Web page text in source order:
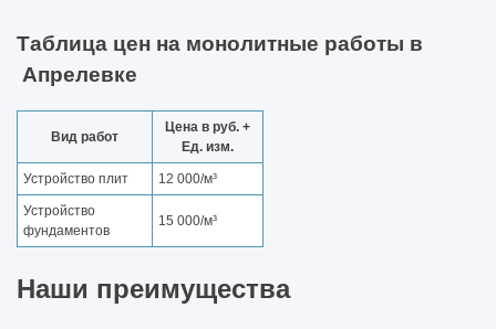
Таблица цен на монолитные работы в
Апрелевке
Вид работ
Цена в руб. +
Ед. изм.
Устройство плит 12 000/м³
Устройство
фундаментов
15 000/м³
Наши преимущества